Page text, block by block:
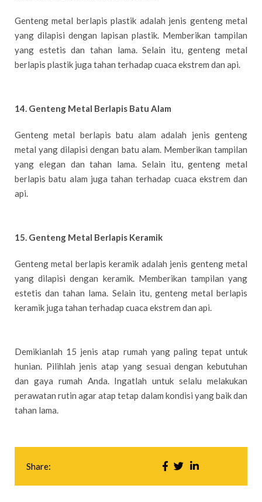
Genteng metal berlapis plastik adalah jenis genteng metal
yang dilapisi dengan lapisan plastik. Memberikan tampilan
yang estetis dan tahan lama. Selain itu, genteng metal
berlapis plastik juga tahan terhadap cuaca ekstrem dan api.
14. Genteng Metal Berlapis Batu Alam
Genteng metal berlapis batu alam adalah jenis genteng
metal yang dilapisi dengan batu alam. Memberikan tampilan
yang elegan dan tahan lama. Selain itu, genteng metal
berlapis batu alam juga tahan terhadap cuaca ekstrem dan
api.
15. Genteng Metal Berlapis Keramik
Genteng metal berlapis keramik adalah jenis genteng metal
yang dilapisi dengan keramik. Memberikan tampilan yang
estetis dan tahan lama. Selain itu, genteng metal berlapis
keramik juga tahan terhadap cuaca ekstrem dan api.
Demikianlah 15 jenis atap rumah yang paling tepat untuk
hunian. Pilihlah jenis atap yang sesuai dengan kebutuhan
dan gaya rumah Anda. Ingatlah untuk selalu melakukan
perawatan rutin agar atap tetap dalam kondisi yang baik dan
tahan lama.
Share: